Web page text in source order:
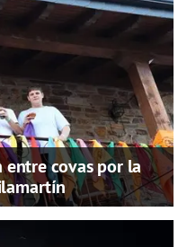
entre covas por la